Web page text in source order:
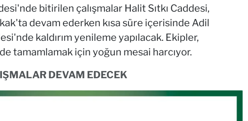
bitirilen çalışmalar Halit Sıtkı Caddesi,
devam ederken kısa süre içerisinde Adil
kaldırım yenileme yapılacak. Ekipler,
tamamlamak için yoğun mesai harcıyor.
DEVAM EDECEK